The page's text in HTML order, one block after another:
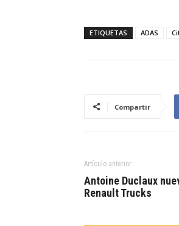
ETIQUETAS ADAS
Compartir
Artículo anterior
Antoine Duclaux
Renault Trucks